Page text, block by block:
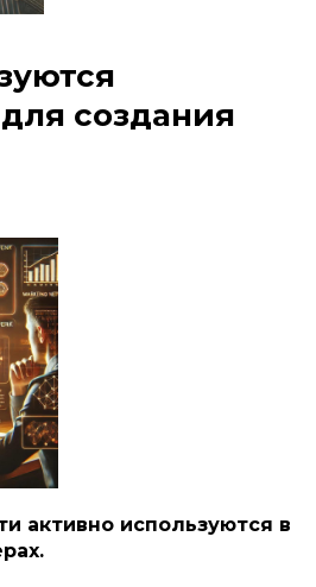
создания
активно используются в